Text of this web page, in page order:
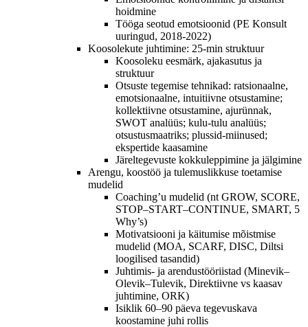
hoidmine
Tööga seotud emotsioonid (PE Konsult
uuringud, 2018-2022)
Koosolekute juhtimine: 25-min struktuur
Koosoleku eesmärk, ajakasutus ja
struktuur
Otsuste tegemise tehnikad: ratsionaalne,
emotsionaalne, intuitiivne otsustamine;
kollektiivne otsustamine, ajurünnak,
SWOT analüüs; kulu-tulu analüüs;
otsustusmaatriks; plussid-miinused;
ekspertide kaasamine
Järeltegevuste kokkuleppimine ja jälgimine
Arengu, koostöö ja tulemuslikkuse toetamise
mudelid
Coaching’u mudelid (nt GROW, SCORE,
STOP–START–CONTINUE, SMART, 5
Why’s)
Motivatsiooni ja käitumise mõistmise
mudelid (MOA, SCARF, DISC, Diltsi
loogilised tasandid)
Juhtimis- ja arendustööriistad (Minevik–
Olevik–Tulevik, Direktiivne vs kaasav
juhtimine, ORK)
Isiklik 60–90 päeva tegevuskava
koostamine juhi rollis